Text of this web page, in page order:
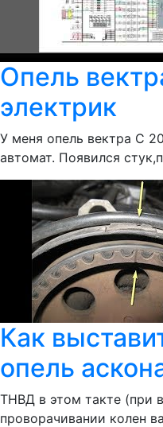
Опель
электрик
У меня опель вектра С
автомат. Появился
Как
опель
ТНВД в этом такте (при
проворачивании колен